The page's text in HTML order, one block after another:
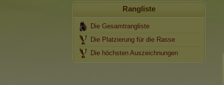
Rangliste
Die Gesamtrangliste
Die Platzierung für die Rasse
Die höchsten Auszeichnungen